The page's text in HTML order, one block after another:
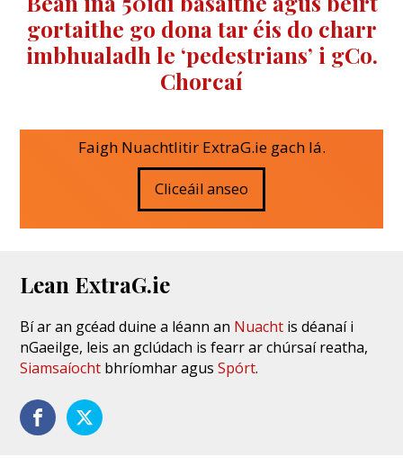
gortaithe go dona tar éis do charr
imbhualadh le ‘pedestrians’ i gCo.
Chorcaí
Faigh Nuachtlitir ExtraG.ie gach lá.
Cliceáil anseo
Lean ExtraG.ie
Bí ar an gcéad duine a léann an Nuacht is déanaí i
nGaeilge, leis an gclúdach is fearr ar chúrsaí reatha,
Siamsaíocht bhríomhar agusSpórt.